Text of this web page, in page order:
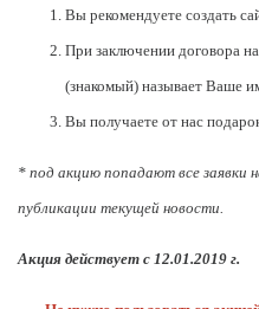
Вы рекомендуете создать
При заключении договора
(знакомый) называет Ваше
Вы получаете от нас
* под акцию попадают все заявки
публикации текущей новости.
Акция действует с 12.01.2019 г.